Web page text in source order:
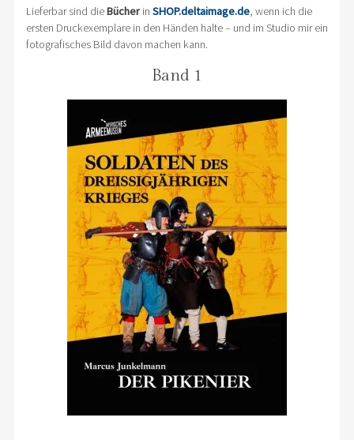
Lieferbar sind dieBücherin SHOP.deltaimage.de, wenn ich die
ersten Druckexemplare in den Händen halte – und im Studio mir ein
fotografisches Bild davon machen kann.
Band 1